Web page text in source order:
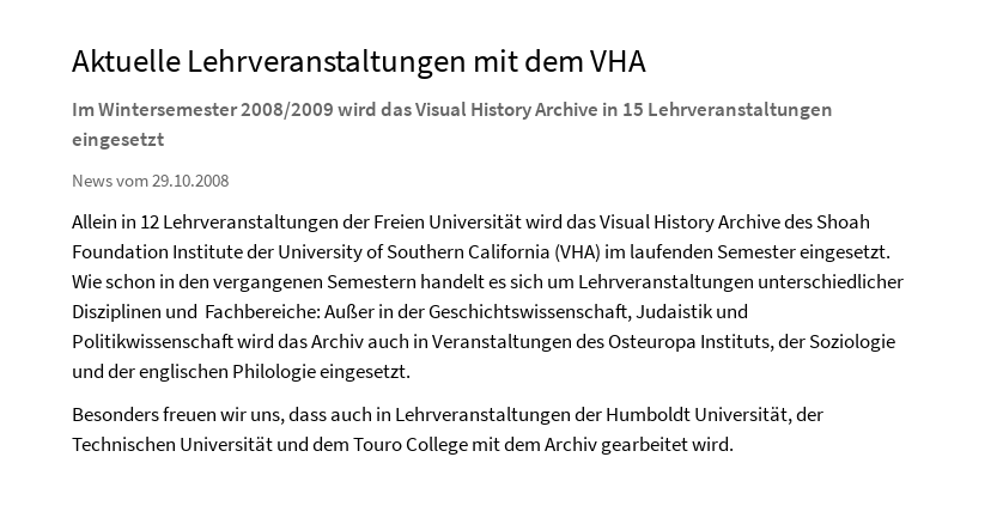
Aktuelle Lehrveranstaltungen mit dem VHA
Im Wintersemester 2008/2009 wird das Visual History Archive in 15 Lehrveranstaltungen
eingesetzt
News vom 29.10.2008
Allein in 12 Lehrveranstaltungen der Freien Universität wird das Visual History Archive des Shoah
Foundation Institute der University of Southern California (VHA) im laufenden Semester eingesetzt.
Wie schon in den vergangenen Semestern handelt es sich um Lehrveranstaltungen unterschiedlicher
Disziplinen und Fachbereiche: Außer in der Geschichtswissenschaft, Judaistik und
Politikwissenschaft wird das Archiv auch in Veranstaltungen des Osteuropa Instituts, der Soziologie
und der englischen Philologie eingesetzt.
Besonders freuen wir uns, dass auch in Lehrveranstaltungen der Humboldt Universität, der
Technischen Universität und dem Touro College mit dem Archiv gearbeitet wird.